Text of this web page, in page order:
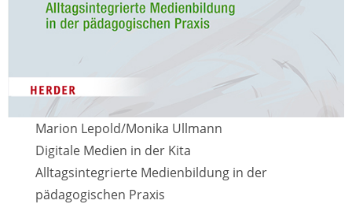
Marion Lepold/Monika Ullmann
Digitale Medien in der Kita
Alltagsintegrierte Medienbildung in der
pädagogischen Praxis